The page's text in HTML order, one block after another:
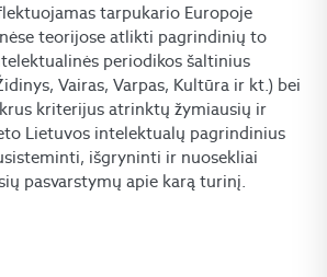
tarpukario Europoje
teorijose atlikti pagrindinių to
periodikos šaltinius
Vairas, Varpas, Kultūra ir kt.) bei
kriterijus atrinktų žymiausių ir
Lietuvos intelektualų pagrindinius
išgryninti ir nuosekliai
pasvarstymų apie karą turinį.